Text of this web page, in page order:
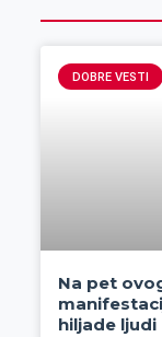
DOBRE VESTI
Na pet
hiljade ljudi